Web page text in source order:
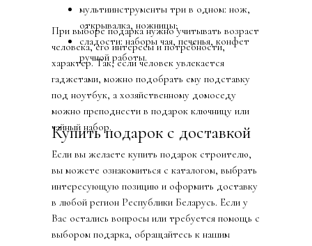
мультиинструменты три в одном: нож,
открывалка, ножницы;
сладости: наборы чая, печенья, конфет
ручной работы.
При выборе подарка нужно учитывать возраст
человека, его интересы и потребности,
характер. Так, если человек увлекается
гаджетами, можно подобрать ему подставку
под ноутбук, а хозяйственному домоседу
можно преподнести в подарок ключницу или
чайный набор.
Если вы желаете купить подарок строителю,
вы можете ознакомиться с каталогом, выбрать
интересующую позицию и оформить доставку
в любой регион Республики Беларусь. Если у
Вас остались вопросы или требуется помощь с
выбором подарка, обращайтесь к нашим
Купить подарок с доставкой